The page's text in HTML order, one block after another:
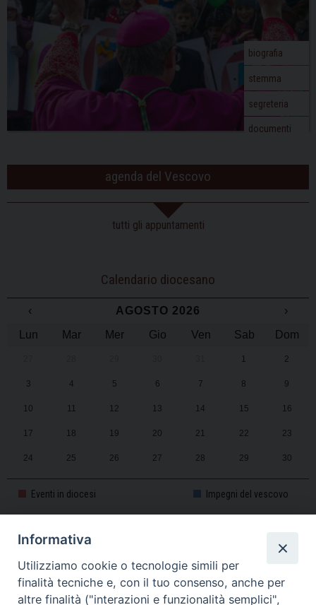
biografia
stemma
segreteria
documenti
agenda del Vescovo
tutti gli appuntamenti
Calendario diocesano
‹ AGOSTO 2026
›
Lun
Mar Mer Gio Ven Sab Dom
1 2
3 4 5 6 7 8 9
10 11 12 13 14 15 16
17 18 19 20 21 22 23
24 25 26 27 28 29 30
Eventi in diocesi Impegni del vescovo
CALENDARIO PASTORALE 2025-2026
Informativa
Utilizziamo cookie o tecnologie simili per
finalità tecniche e, con il tuo consenso, anche per
altre finalità ("interazioni e funzionalità semplici",